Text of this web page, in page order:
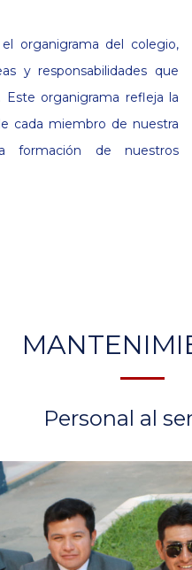
organigrama del colegio,
y responsabilidades que
organigrama refleja la
cada miembro de nuestra
formación de nuestros
Personal al